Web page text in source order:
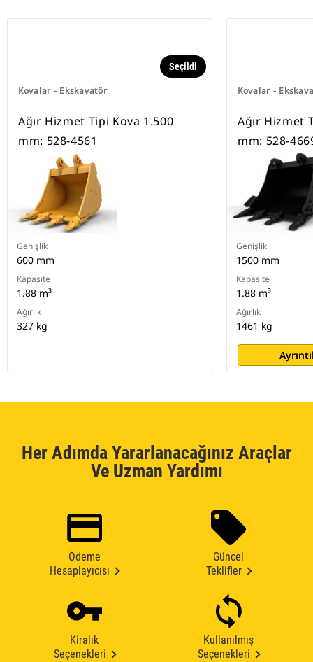
Kovalar - Ekskavatör
Seçildi
Ağır Hizmet Tipi Kova 1.500
mm: 528-4561
Genişlik
600 mm
Kapasite
1.88 m³
Ağırlık
327 kg
Kovalar -
Ağır Hizmet
mm: 528-
Genişlik
1500 mm
Kapasite
1.88 m³
Ağırlık
1461 kg
Her Adımda Yararlanacağınız Araçlar
Ve Uzman Yardımı
Ödeme
Hesaplayıcısı
Güncel
Teklifler
Kiralık
Seçenekleri
Kullanılmış
Seçenekleri